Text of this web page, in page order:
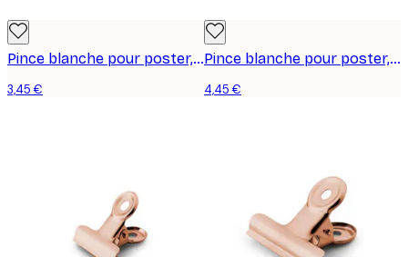
Pince blanche pour poster, petite
3,45 €
Pince blanche pour poster, moyenne
4,45 €